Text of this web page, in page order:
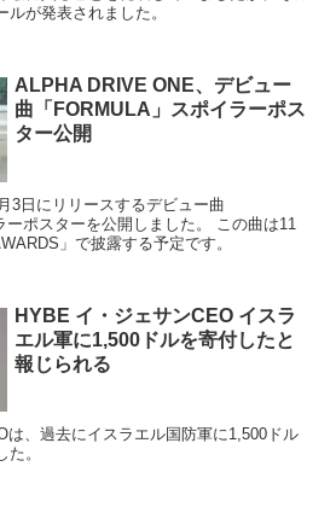
曲「FORMULA」スポイラーポス
ター公開
3日にリリースするデビュー曲
ポスターを公開しました。 この曲は11
」で披露する予定です。
エル軍に1,500ドルを寄付したと
報じられる
、過去にイスラエル国防軍に1,500ドル
た。